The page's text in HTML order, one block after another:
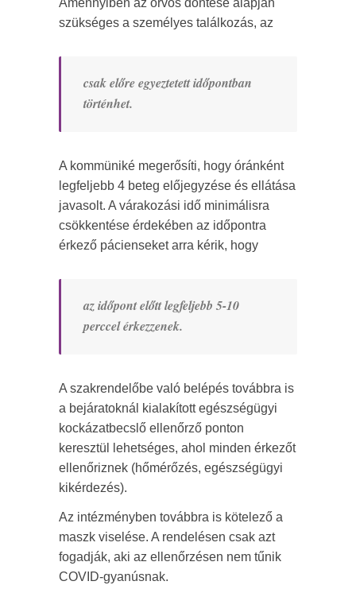
Amennyiben az orvos döntése alapján
szükséges a személyes találkozás, az
csak előre egyeztetett időpontban
történhet.
A kommüniké megerősíti, hogy óránként
legfeljebb 4 beteg előjegyzése és ellátása
javasolt. A várakozási idő minimálisra
csökkentése érdekében az időpontra
érkező pácienseket arra kérik, hogy
az időpont előtt legfeljebb 5-10
perccel érkezzenek.
A szakrendelőbe való belépés továbbra is
a bejáratoknál kialakított egészségügyi
kockázatbecslő ellenőrző ponton
keresztül lehetséges, ahol minden érkezőt
ellenőriznek (hőmérőzés, egészségügyi
kikérdezés).
Az intézményben továbbra is kötelező a
maszk viselése. A rendelésen csak azt
fogadják, aki az ellenőrzésen nem tűnik
COVID-gyanúsnak.